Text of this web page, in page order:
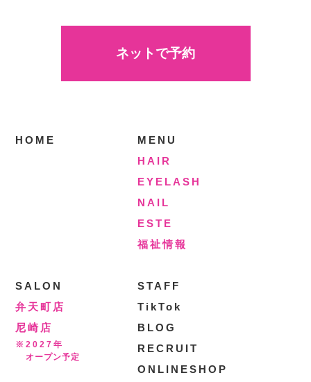
ネットで予約
HOME
MENU
HAIR
EYELASH
NAIL
ESTE
福祉情報
SALON
弁天町店
尼崎店
※2027年
オープン予定
STAFF
TikTok
BLOG
RECRUIT
ONLINESHOP